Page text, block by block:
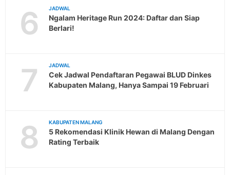
6 JADWAL
Ngalam Heritage Run 2024: Daftar dan Siap
Berlari!
7 JADWAL
Cek Jadwal Pendaftaran Pegawai BLUD Dinkes
Kabupaten Malang, Hanya Sampai 19 Februari
8 KABUPATEN MALANG
5 Rekomendasi Klinik Hewan di Malang Dengan
Rating Terbaik